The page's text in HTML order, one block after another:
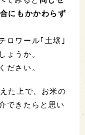
にもかかわらず
ロワール｢土壌｣
ょうか。
ださい。
た上で、お米の
できたらと思い